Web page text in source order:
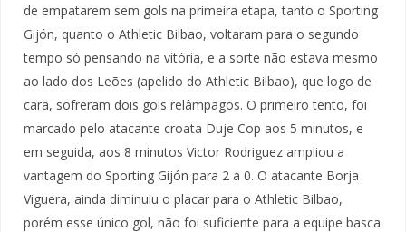
de empatarem sem gols na primeira etapa, tanto o Sporting
Gijón, quanto o Athletic Bilbao, voltaram para o segundo
tempo só pensando na vitória, e a sorte não estava mesmo
ao lado dos Leões (apelido do Athletic Bilbao), que logo de
cara, sofreram dois gols relâmpagos. O primeiro tento, foi
marcado pelo atacante croata Duje Cop aos 5 minutos, e
em seguida, aos 8 minutos Victor Rodriguez ampliou a
vantagem do Sporting Gijón para 2 a 0. O atacante Borja
Viguera, ainda diminuiu o placar para o Athletic Bilbao,
porém esse único gol, não foi suficiente para a equipe basca